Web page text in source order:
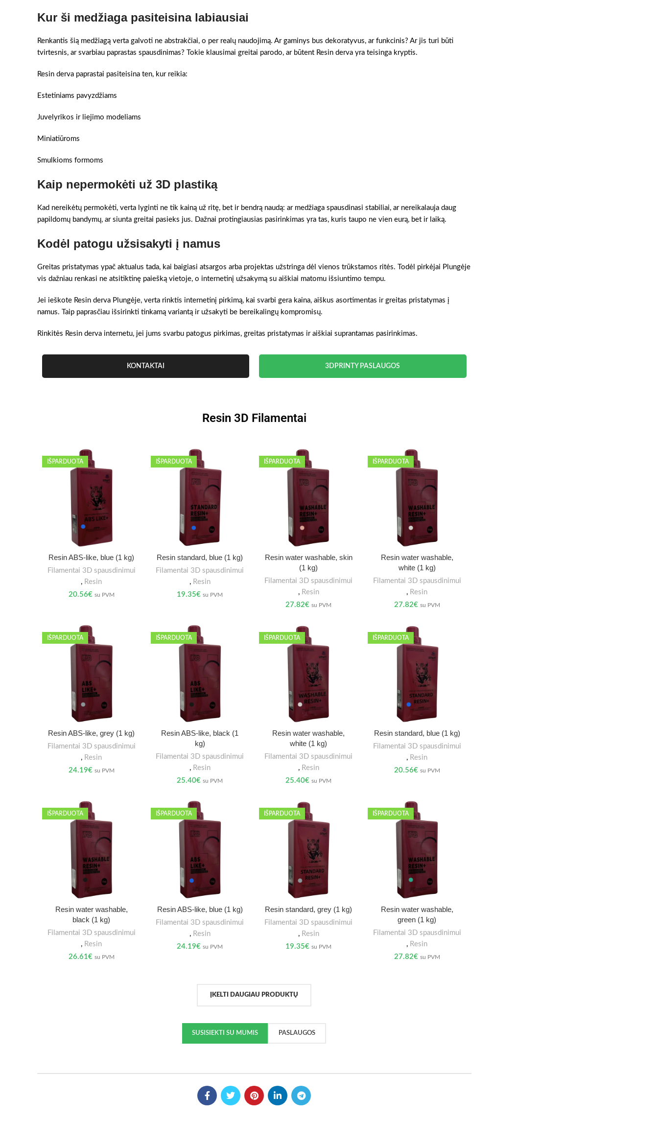
Kur ši medžiaga pasiteisina labiausiai
Renkantis šią medžiagą verta galvoti ne abstrakčiai, o per realų naudojimą. Ar gaminys bus dekoratyvus, ar funkcinis? Ar jis turi būti
tvirtesnis, ar svarbiau paprastas spausdinimas? Tokie klausimai greitai parodo, ar būtent Resin derva yra teisinga kryptis.
Resin derva paprastai pasiteisina ten, kur reikia:
Estetiniams pavyzdžiams
Juvelyrikos ir liejimo modeliams
Miniatiūroms
Smulkioms formoms
Kaip nepermokėti už 3D plastiką
Kad nereikėtų permokėti, verta lyginti ne tik kainą už ritę, bet ir bendrą naudą: ar medžiaga spausdinasi stabiliai, ar nereikalauja daug
papildomų bandymų, ar siunta greitai pasieks jus. Dažnai protingiausias pasirinkimas yra tas, kuris taupo ne vien eurą, bet ir laiką.
Kodėl patogu užsisakyti į namus
Greitas pristatymas ypač aktualus tada, kai baigiasi atsargos arba projektas užstringa dėl vienos trūkstamos ritės. Todėl pirkėjai Plungėje
vis dažniau renkasi ne atsitiktinę paiešką vietoje, o internetinį užsakymą su aiškiai matomu išsiuntimo tempu.
Jei ieškote Resin derva Plungėje, verta rinktis internetinį pirkimą, kai svarbi gera kaina, aiškus asortimentas ir greitas pristatymas į
namus. Taip paprasčiau išsirinkti tinkamą variantą ir užsakyti be bereikalingų kompromisų.
Rinkitės Resin derva internetu, jei jums svarbu patogus pirkimas, greitas pristatymas ir aiškiai suprantamas pasirinkimas.
KONTAKTAI 3DPRINTY PASLAUGOS
Resin 3D Filamentai
IŠPARDUOTA
Resin ABS-like, blue (1 kg)
Filamentai 3D spausdinimui
, Resin
20.56€ su PVM
IŠPARDUOTA
Resin standard, blue (1 kg)
Filamentai 3D spausdinimui
, Resin
19.35€ su PVM
IŠPARDUOTA
Resin water washable, skin
(1 kg)
Filamentai 3D spausdinimui
, Resin
27.82€ su PVM
IŠPARDUOTA
Resin water washable,
white (1 kg)
Filamentai 3D spausdinimui
, Resin
27.82€ su PVM
IŠPARDUOTA
Resin ABS-like, grey (1 kg)
Filamentai 3D spausdinimui
, Resin
24.19€ su PVM
IŠPARDUOTA
Resin ABS-like, black (1
kg)
Filamentai 3D spausdinimui
, Resin
25.40€ su PVM
IŠPARDUOTA
Resin water washable,
white (1 kg)
Filamentai 3D spausdinimui
, Resin
25.40€ su PVM
IŠPARDUOTA
Resin standard, blue (1 kg)
Filamentai 3D spausdinimui
, Resin
20.56€ su PVM
IŠPARDUOTA
Resin water washable,
black (1 kg)
Filamentai 3D spausdinimui
, Resin
26.61€ su PVM
IŠPARDUOTA
Resin ABS-like, blue (1 kg)
Filamentai 3D spausdinimui
, Resin
24.19€ su PVM
IŠPARDUOTA
Resin standard, grey (1 kg)
Filamentai 3D spausdinimui
, Resin
19.35€ su PVM
IŠPARDUOTA
Resin water washable,
green (1 kg)
Filamentai 3D spausdinimui
, Resin
27.82€ su PVM
ĮKELTI DAUGIAU PRODUKTŲ
SUSISIEKTI SU MUMIS PASLAUGOS